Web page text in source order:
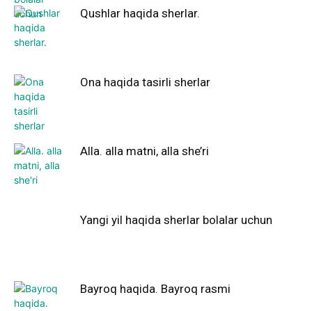
Qushlar haqida sherlar.
Ona haqida tasirli sherlar
Alla. alla matni, alla she’ri
Yangi yil haqida sherlar bolalar uchun
Bayroq haqida. Bayroq rasmi